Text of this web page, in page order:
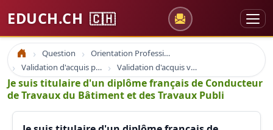
EDUCH.CH 🇨🇭
Accueil Question
Orientation Professionnelle
Validation d'acquis professionnel
Validation d'acquis vae
Je suis titulaire d'un diplôme français de Conducteur
de Travaux du Bâtiment et des Travaux Publi